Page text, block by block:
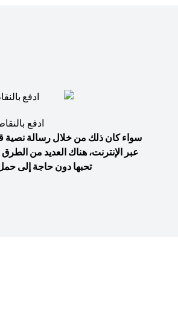
ادفع
سواء كان ذلك من خلال رسالة نصية
عبر الإنترنت، هناك العديد من
تحبها دون حاجة إلى